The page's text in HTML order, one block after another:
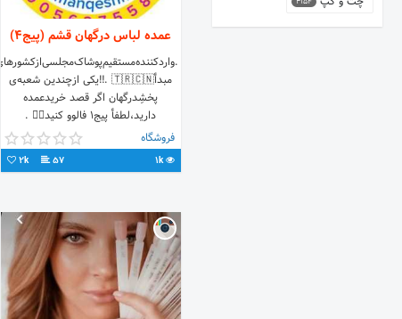
عمده لباس درگهان قشم (پیج۴)
.واردکننده‌مستقیم‌پوشاک‌مجلسی‌ازکشورهای
مبدأ🇹🇷🇨🇳 .‼️یکی ازچندین شعبه‌ی
پخشِدرگهان اگر قصد خریدعمده
دارید،لطفأ پیج۱ فالوو کنید👇🏻 .
فروشگاه
1k
57
2k